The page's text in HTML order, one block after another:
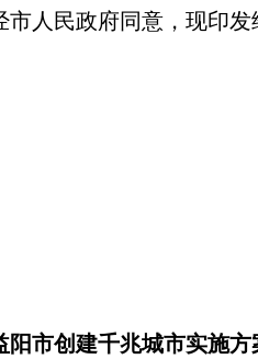
民政府同意，现印发
阳市创建千兆城市实施方